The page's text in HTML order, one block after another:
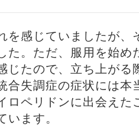
を感じていましたが、
た。ただ、服用を始め
じたので、立ち上がる
合失調症の症状には本
ロペリドンに出会えた
います。